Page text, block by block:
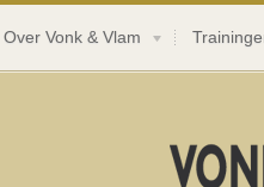
Over Vonk & Vlam